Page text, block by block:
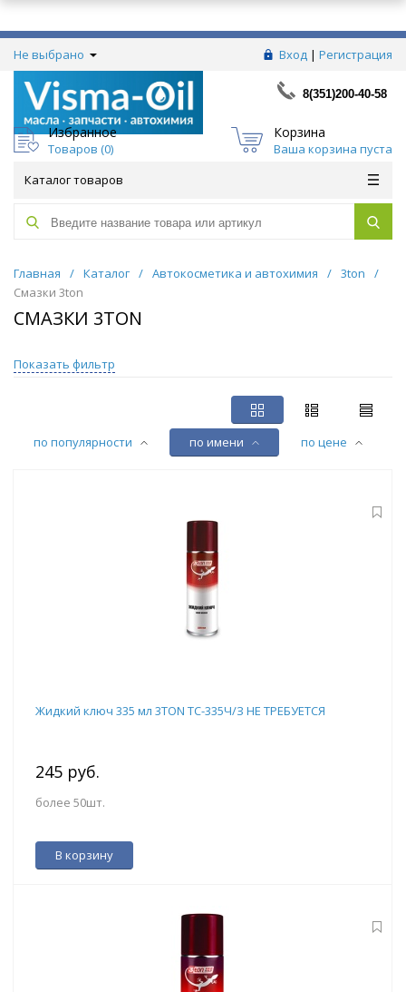
Не выбрано Вход | Регистрация
8(351)200-40-58
Избранное
Товаров (0)
Корзина
Ваша корзина пуста
Каталог товаров
Главная / Каталог / Автокосметика и автохимия / 3ton
/
Смазки 3ton
СМАЗКИ 3TON
Показать фильтр
по популярности по имени по цене
Жидкий ключ 335 мл 3TON ТС-335Ч/З НЕ ТРЕБУЕТСЯ
245 руб.
более 50шт.
В корзину